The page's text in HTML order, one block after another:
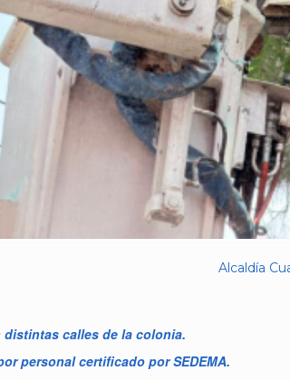
Alcaldía
calles de la colonia.
personal certificado por SEDEMA.